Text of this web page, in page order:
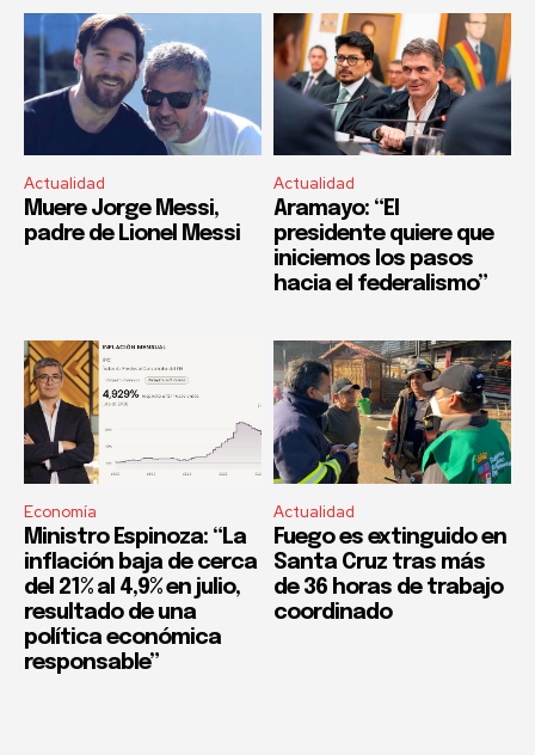
Actualidad
Muere Jorge Messi,
padre de Lionel Messi
Actualidad
Aramayo: “El
presidente quiere que
iniciemos los pasos
hacia el federalismo”
Economía
Ministro Espinoza: “La
inflación baja de cerca
del 21% al 4,9% en julio,
resultado de una
política económica
responsable”
Actualidad
Fuego es extinguido en
Santa Cruz tras más
de 36 horas de trabajo
coordinado